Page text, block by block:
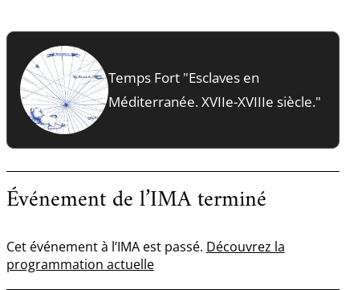
Temps Fort "Esclaves en
Méditerranée. XVIIe-XVIIIe siècle."
Événement de l’IMA terminé
Cet événement à l’IMA est passé. Découvrez la
programmation actuelle